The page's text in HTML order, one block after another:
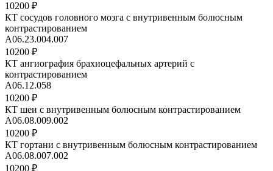
10200 ₽
КТ сосудов головного мозга с внутривенным болюсным
контрастированием
A06.23.004.007
10200 ₽
КТ ангиография брахиоцефальных артерий с
контрастированием
A06.12.058
10200 ₽
КТ шеи с внутривенным болюсным контрастированием
A06.08.009.002
10200 ₽
КТ гортани с внутривенным болюсным контрастированием
A06.08.007.002
10200 ₽